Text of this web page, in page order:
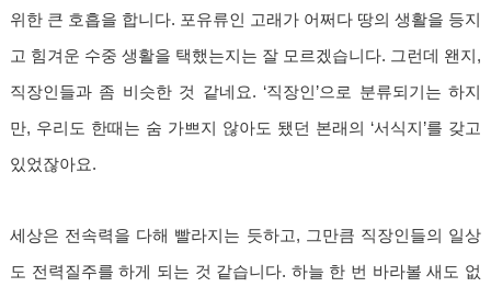
위한 큰 호흡을 합니다. 포유류인 고래가 어쩌다 땅의 생활을 등지
고 힘겨운 수중 생활을 택했는지는 잘 모르겠습니다. 그런데 왠지,
직장인들과 좀 비슷한 것 같네요. ‘직장인’으로 분류되기는 하지
만, 우리도 한때는 숨 가쁘지 않아도 됐던 본래의 ‘서식지’를 갖고
있었잖아요.
세상은 전속력을 다해 빨라지는 듯하고, 그만큼 직장인들의 일상
도 전력질주를 하게 되는 것 같습니다. 하늘 한 번 바라볼 새도 없